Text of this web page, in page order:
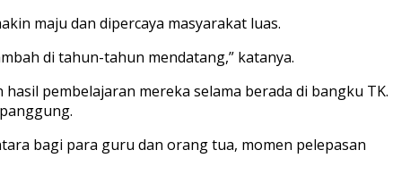
maju dan dipercaya masyarakat luas.
di tahun-tahun mendatang,” katanya.
pembelajaran mereka selama berada di bangku TK.
bagi para guru dan orang tua, momen pelepasan